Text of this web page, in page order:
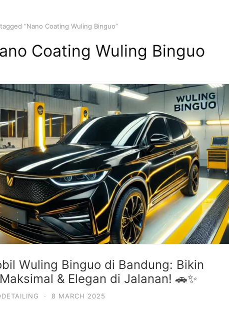
“Nano Coating Wuling Binguo”
Coating Wuling Binguo
Wuling Binguo di Bandung: Bikin
& Elegan di Jalanan! 🚗✨
· 8 MARCH 2025